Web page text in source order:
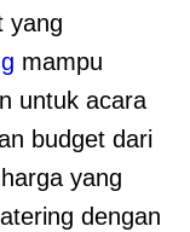
yang
mampu
untuk acara
budget dari
yang
dengan